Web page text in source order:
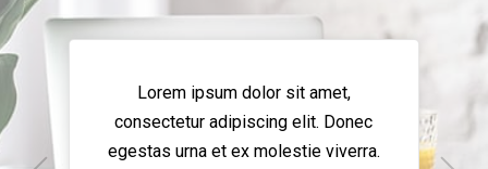
Lorem ipsum dolor sit amet,
consectetur adipiscing elit. Donec
egestas urna et ex molestie viverra.